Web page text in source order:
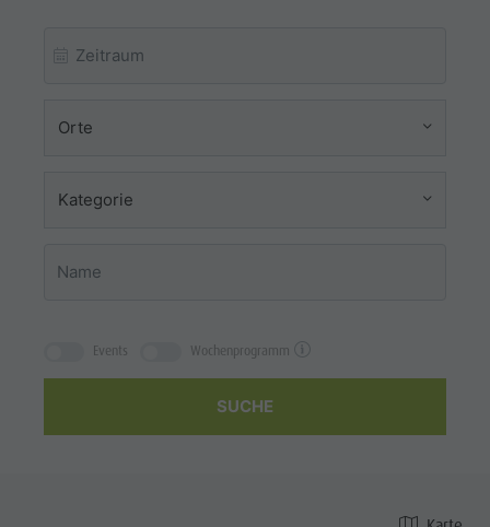
Orte
Kategorie
Events Wochenprogramm
SUCHE